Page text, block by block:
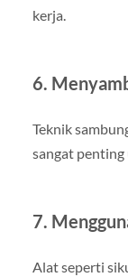
kerja.
6.
Teknik
sangat
7.
Alat seperti